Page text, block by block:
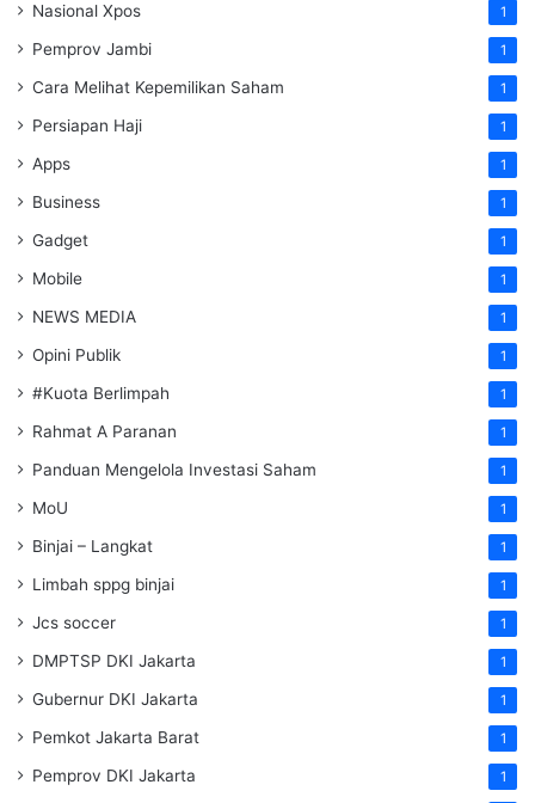
Nasional Xpos 1
Pemprov Jambi 1
Cara Melihat Kepemilikan Saham 1
Persiapan Haji 1
Apps 1
Business 1
Gadget 1
Mobile 1
NEWS MEDIA 1
Opini Publik 1
#Kuota Berlimpah 1
Rahmat A Paranan 1
Panduan Mengelola Investasi Saham 1
MoU 1
Binjai – Langkat 1
Limbah sppg binjai 1
Jcs soccer 1
DMPTSP DKI Jakarta 1
Gubernur DKI Jakarta 1
Pemkot Jakarta Barat 1
Pemprov DKI Jakarta 1